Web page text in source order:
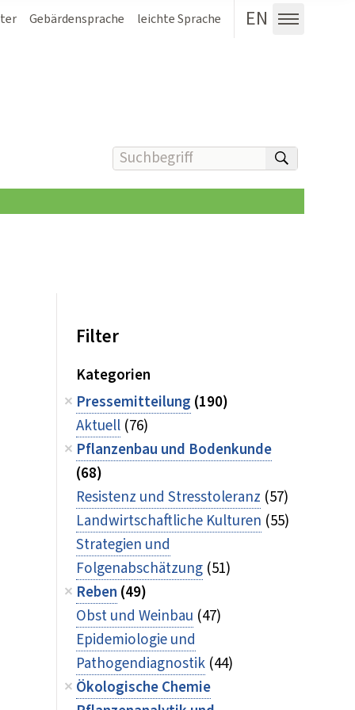
Gebärdensprache leichte Sprache EN
Menü
Suchbegriff(e) eingeben
Filter
Kategorien
Pressemitteilung (190)
Aktuell (76)
Pflanzenbau und Bodenkunde
(68)
Resistenz und Stresstoleranz (57)
Landwirtschaftliche Kulturen (55)
Strategien und
Folgenabschätzung (51)
Reben (49)
Obst und Weinbau (47)
Epidemiologie und
Pathogendiagnostik (44)
Ökologische Chemie